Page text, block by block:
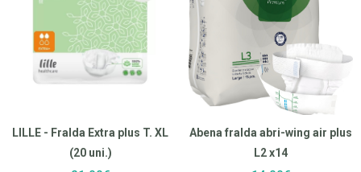
LILLE - Fralda Extra plus T. XL
(20 uni.)
Abena fralda abri-wing air plus
L2 x14